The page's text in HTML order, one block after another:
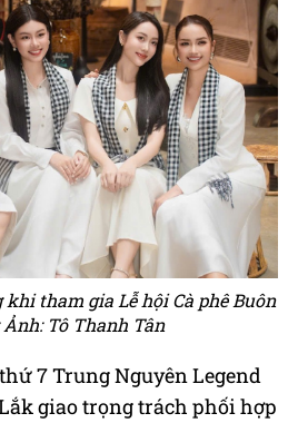
khi tham gia Lễ hội Cà phê Buôn
Tô Thanh Tân
7 Trung Nguyên Legend
giao trọng trách phối hợp